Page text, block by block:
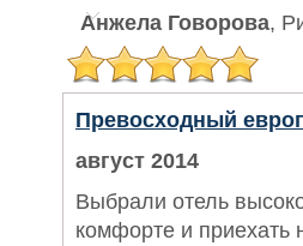
Анжела Говорова,
Превосходный
август 2014
Выбрали отель
комфорте и приехать